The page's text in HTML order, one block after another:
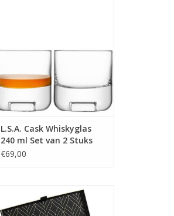
L.S.A. Cask Whiskyglas
240 ml Set van 2 Stuks
€69,00
Luxe Connoisseur’s whisky
geschenkset met Reserve Eco